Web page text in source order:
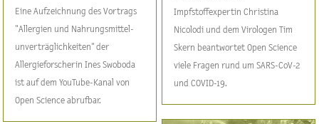
Eine Aufzeichnung des Vortrags
"Allergien und Nahrungsmittel-
unverträglichkeiten" der
Allergieforscherin Ines Swoboda
ist auf dem YouTube-Kanal von
Open Science abrufbar.
Impfstoffexpertin Christina
Nicolodi und dem Virologen Tim
Skern beantwortet Open Science
viele Fragen rund um SARS-CoV-2
und COVID-19.